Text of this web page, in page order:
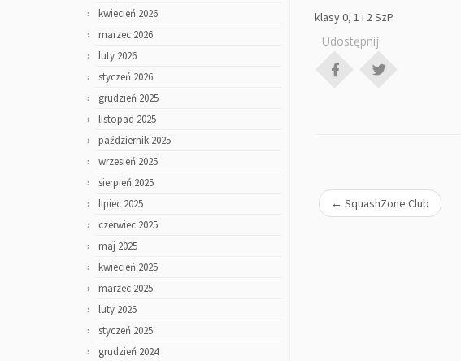
kwiecień 2026
marzec 2026
luty 2026
styczeń 2026
grudzień 2025
listopad 2025
październik 2025
wrzesień 2025
sierpień 2025
lipiec 2025
czerwiec 2025
maj 2025
kwiecień 2025
marzec 2025
luty 2025
styczeń 2025
grudzień 2024
klasy 0, 1 i 2 SzP
Udostępnij
← SquashZone Club